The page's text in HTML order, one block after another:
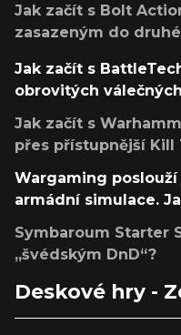
Jak začít s Bolt
zasazeným do
Jak začít s
obrovitých
Jak začít s
přes přístupnější Kill
Wargaming
armádní simulace.
Symbaroum Starter
„švédským DnD“?
Deskové hry -